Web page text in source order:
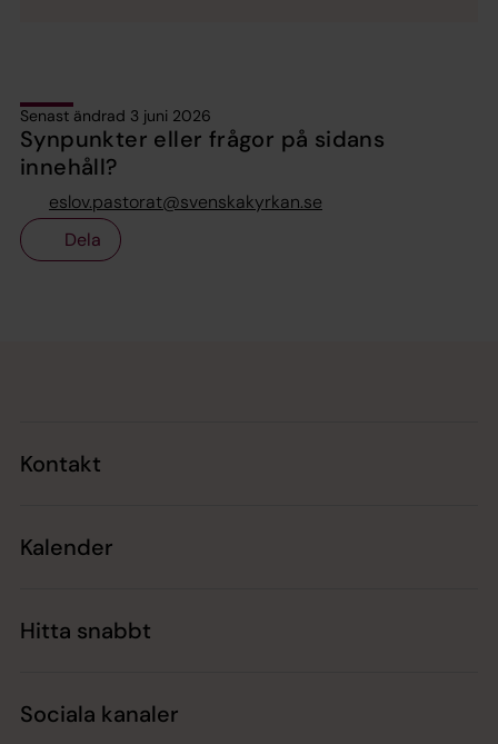
Senast ändrad 3 juni 2026
Synpunkter eller frågor på sidans
innehåll?
eslov.pastorat@svenskakyrkan.se
Dela
Kontakt
Kalender
Hitta snabbt
Sociala kanaler